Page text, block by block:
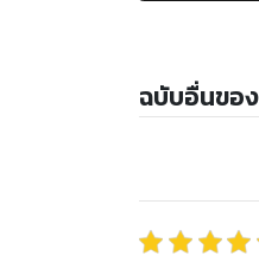
ฉบับอื่นขอ